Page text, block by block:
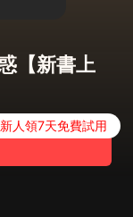
【新書上
新人領7天免費試用